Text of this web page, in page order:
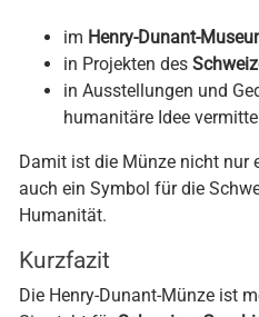
im Henry-Dunant-
in Projekten des
in Ausstellungen und
humanitäre Idee
Damit ist die Münze nicht nur
auch ein Symbol für die
Humanität.
Kurzfazit
Die Henry-Dunant-Münze ist